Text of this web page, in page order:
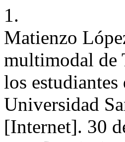
1.
Matienzo
multimodal de
los
Universidad
[Internet]. 30